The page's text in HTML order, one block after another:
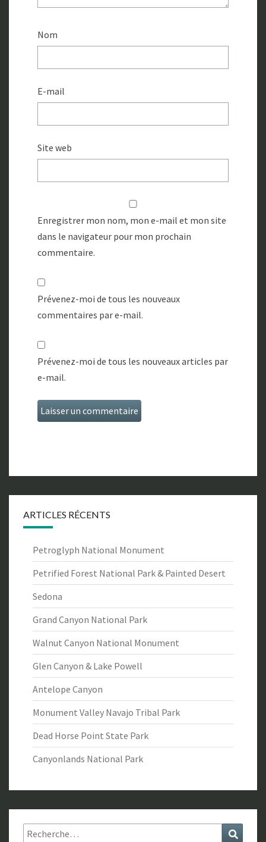
Nom
E-mail
Site web
Enregistrer mon nom, mon e-mail et mon site
dans le navigateur pour mon prochain
commentaire.
Prévenez-moi de tous les nouveaux
commentaires par e-mail.
Prévenez-moi de tous les nouveaux articles par
e-mail.
ARTICLES RÉCENTS
Petroglyph National Monument
Petrified Forest National Park & Painted Desert
Sedona
Grand Canyon National Park
Walnut Canyon National Monument
Glen Canyon & Lake Powell
Antelope Canyon
Monument Valley Navajo Tribal Park
Dead Horse Point State Park
Canyonlands National Park
Rechercher :